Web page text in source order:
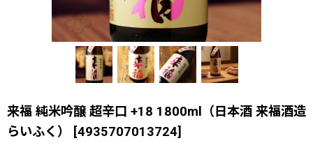
来福 純米吟醸 超辛口 +18 1800ml（日本酒 来福酒造
らいふく）
[4935707013724]